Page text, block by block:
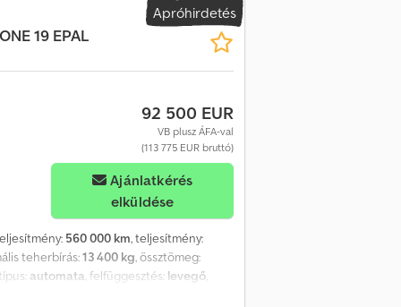
Apróhirdetés
19 EPAL
92 500 EUR
VB plusz ÁFA-val
(113 775 EUR bruttó)
Ajánlatkérés
elküldése
560 000 km, teljesítmény:
teherbírás:13 400 kg, össztömeg:
automata, felfüggesztés: levegő,